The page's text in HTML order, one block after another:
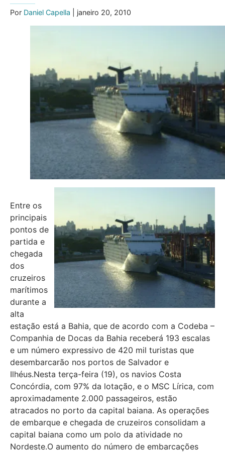
Por Daniel Capella | janeiro 20, 2010
Entre os
principais
pontos de
partida e
chegada
dos
cruzeiros
marítimos
durante a
alta
estação está a Bahia, que de acordo com a Codeba –
Companhia de Docas da Bahia receberá 193 escalas
e um número expressivo de 420 mil turistas que
desembarcarão nos portos de Salvador e
Ilhéus.Nesta terça-feira (19), os navios Costa
Concórdia, com 97% da lotação, e o MSC Lírica, com
aproximadamente 2.000 passageiros, estão
atracados no porto da capital baiana. As operações
de embarque e chegada de cruzeiros consolidam a
capital baiana como um polo da atividade no
Nordeste.O aumento do número de embarcações